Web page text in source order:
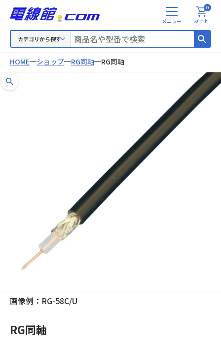
カテゴリから探す
メ
ニ
カート
0
HOME ショップ RG同軸 RG同軸
画像例：RG-58C/U
RG同軸